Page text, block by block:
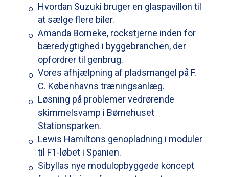
Hvordan Suzuki bruger en glaspavillon til
at sælge flere biler.
Amanda Borneke, rockstjerne inden for
bæredygtighed i byggebranchen, der
opfordrer til genbrug.
Vores afhjælpning af pladsmangel på F.
C. Københavns træningsanlæg.
Løsning på problemer vedrørende
skimmelsvamp i Børnehuset
Stationsparken.
Lewis Hamiltons genopladning i moduler
til F1-løbet i Spanien.
Sibyllas nye modulopbyggede koncept